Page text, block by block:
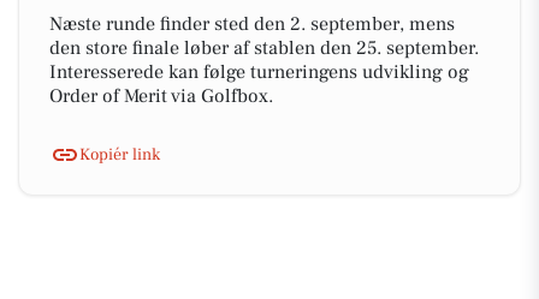
Næste runde finder sted den 2. september, mens
den store finale løber af stablen den 25. september.
Interesserede kan følge turneringens udvikling og
Order of Merit via Golfbox.
Kopiér link